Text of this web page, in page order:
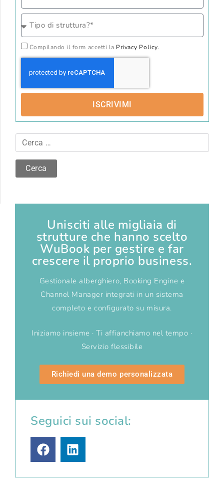
Compilando il form accetti la Privacy Policy.
ISCRIVIMI
Unisciti alle migliaia di
strutture che hanno scelto
WuBook per gestire e far
crescere il proprio business.
Gestionale alberghiero, Booking Engine e
Channel Manager integrati in un sistema
completo e configurato su misura.
Iniziamo insieme · Ti affianchiamo nel tempo ·
Servizio flessibile
Richiedi una demo personalizzata
Seguici sui social: